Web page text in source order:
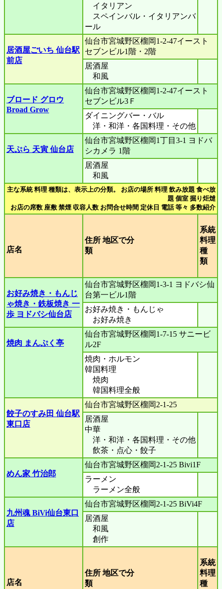
イタリアン
スペインバル・イタリアンバ
ール
居酒屋ごいち 仙台駅
前店
仙台市宮城野区榴岡1-2-47イースト
セブンビル1階・2階
居酒屋
和風
ブロード グロウ
Broad Grow
仙台市宮城野区榴岡1-2-47イースト
セブンビル3Ｆ
ダイニングバー・バル
洋・和洋・各国料理・その他
天ぷら 天寅 仙台店
仙台市宮城野区榴岡1丁目3-1 ヨドバ
シカメラ 1階
居酒屋
和風
主な系統 料理 種類は、表示上の分類。 お店の場所 料理 飲み放題 食べ放
題 個室 掘り炬燵
お店の席数 座敷 禁煙 収容人数 お問合せ時間 定休日 電話 等々 多数紹介
店名
住所 地区で分
類
系統
料理
種
類
お好み焼き・もんじ
ゃ焼き・鉄板焼き 一
歩 ヨドバシ仙台店
仙台市宮城野区榴岡1-3-1 ヨドバシ仙
台第一ビル1階
お好み焼き・もんじゃ
お好み焼き
焼肉 まんぷく亭
仙台市宮城野区榴岡1-7-15 サニービ
ル2F
焼肉・ホルモン
韓国料理
焼肉
韓国料理全般
餃子のすみ田 仙台駅
東口店
仙台市宮城野区榴岡2-1-25
居酒屋
中華
洋・和洋・各国料理・その他
飲茶・点心・餃子
めん家 竹治郎
仙台市宮城野区榴岡2-1-25 Bivi1F
ラーメン
ラーメン全般
九州魂 BiVi仙台東口
店
仙台市宮城野区榴岡2-1-25 BiVi4F
居酒屋
和風
創作
店名
住所 地区で分
類
系統
料理
種